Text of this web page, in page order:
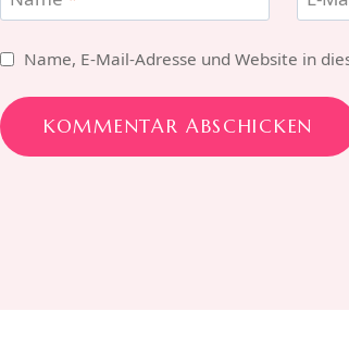
Name, E-Mail-Adresse und Website in